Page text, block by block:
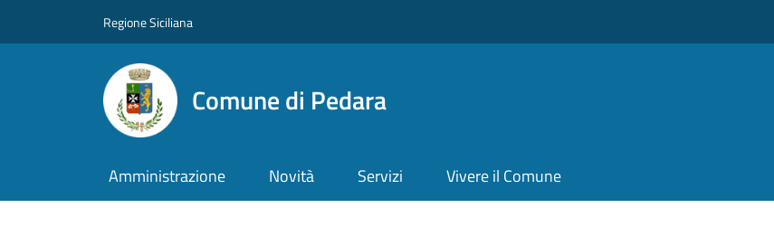
Regione Siciliana
Comune di Pedara
Amministrazione Novità Servizi Vivere il Comune